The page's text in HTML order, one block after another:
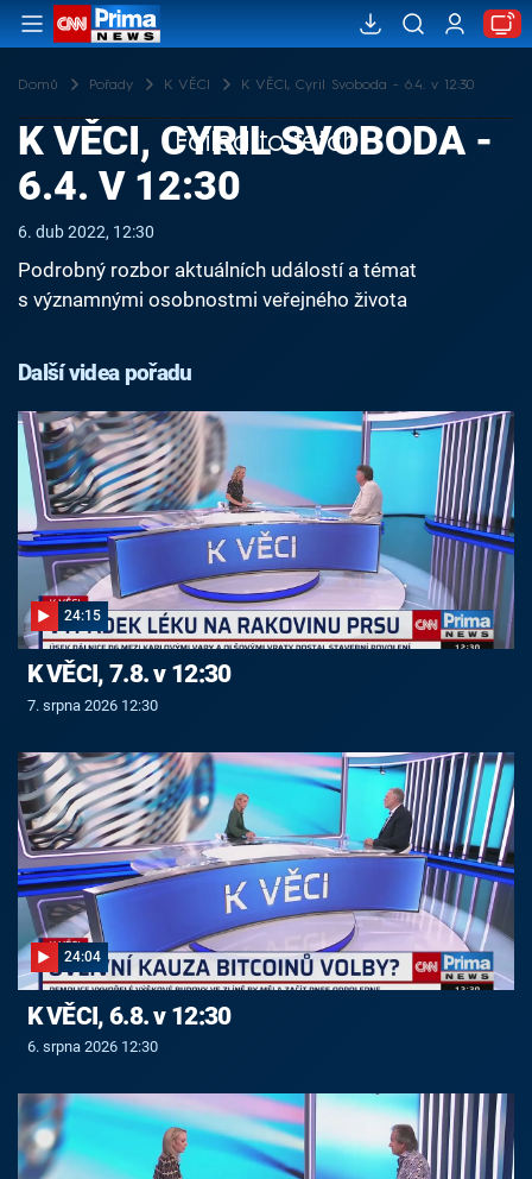
Domů Pořady K VĚCI K VĚCI, Cyril Svoboda - 6.4. v 12:30
Failed to fetch
K VĚCI, CYRIL SVOBODA -
6.4. V 12:30
6. dub 2022, 12:30
Podrobný rozbor aktuálních událostí a témat
s významnými osobnostmi veřejného života
Další videa pořadu
24:15
K VĚCI, 7.8. v 12:30
7. srpna 2026 12:30
24:04
K VĚCI, 6.8. v 12:30
6. srpna 2026 12:30